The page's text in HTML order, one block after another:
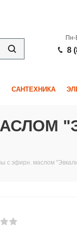
Пн-
8
САНТЕХНИКА
с эфирн. маслом